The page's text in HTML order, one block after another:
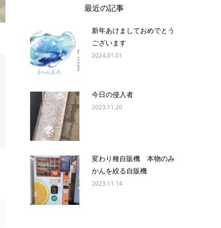
最近の記事
新年あけましておめでとう
ございます
2024.01.01
今日の侵入者
2023.11.20
変わり種自販機 本物のみ
かんを絞る自販機
2023.11.14